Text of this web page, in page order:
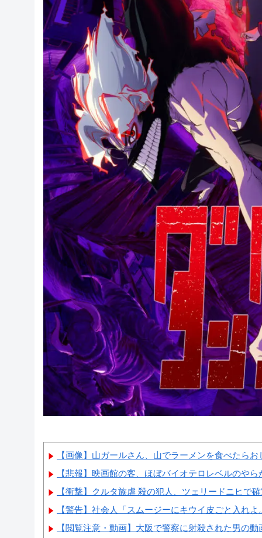
【画像】山ガールさん、山でラーメンを食べたら
【悲報】映画館の客、ほぼバイオテロレベルのや
【衝撃】クルタ族虐 殺の犯人、ツェリードニヒで
【警告】社会人「スムージーにキウイ皮ごと入れ
【閲覧注意・動画】大阪で警察に射殺された男の